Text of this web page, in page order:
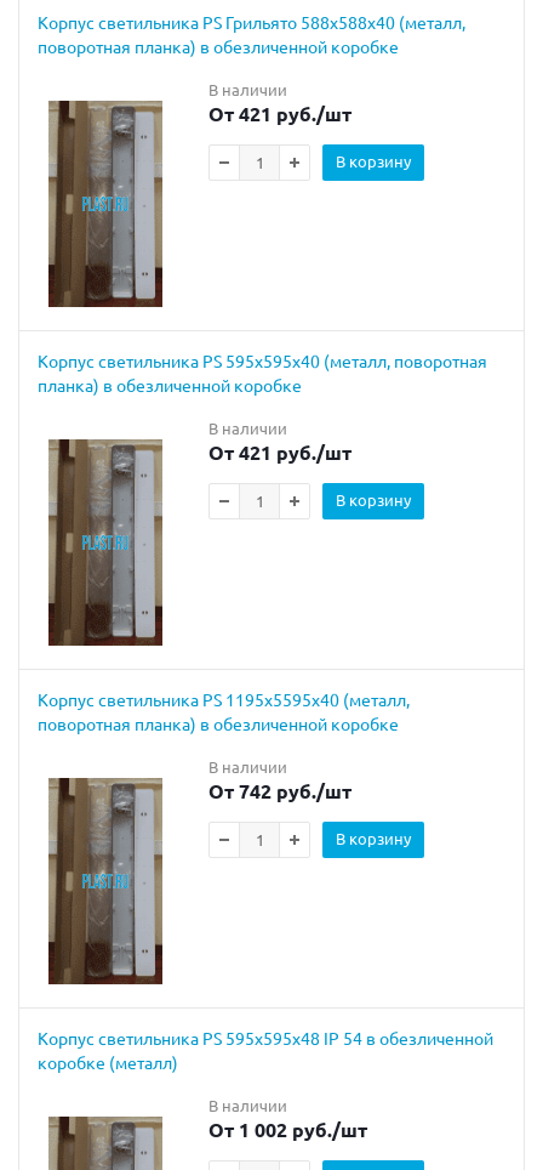
Корпус светильника PS Грильято 588х588х40 (металл,
поворотная планка) в обезличенной коробке
В наличии
От 421 руб./шт
В корзину
Корпус светильника PS 595х595х40 (металл, поворотная
планка) в обезличенной коробке
В наличии
От 421 руб./шт
В корзину
Корпус светильника PS 1195х5595х40 (металл,
поворотная планка) в обезличенной коробке
В наличии
От 742 руб./шт
В корзину
Корпус светильника PS 595х595х48 IP 54 в обезличенной
коробке (металл)
В наличии
От 1 002 руб./шт